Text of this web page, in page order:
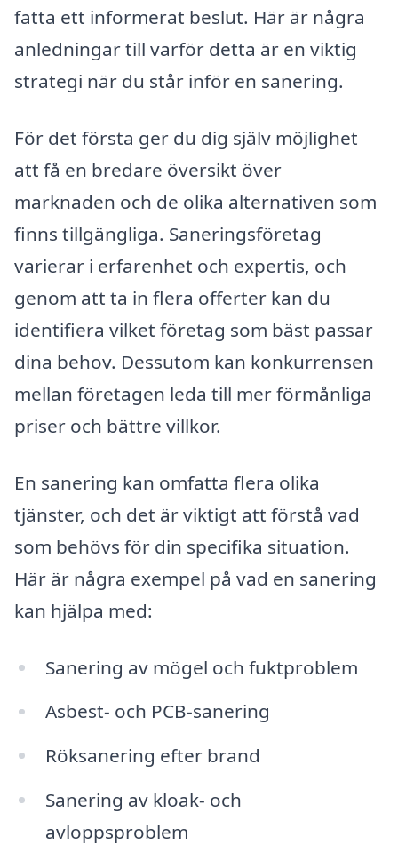
fatta ett informerat beslut. Här är några
anledningar till varför detta är en viktig
strategi när du står inför en sanering.
För det första ger du dig själv möjlighet
att få en bredare översikt över
marknaden och de olika alternativen som
finns tillgängliga. Saneringsföretag
varierar i erfarenhet och expertis, och
genom att ta in flera offerter kan du
identifiera vilket företag som bäst passar
dina behov. Dessutom kan konkurrensen
mellan företagen leda till mer förmånliga
priser och bättre villkor.
En sanering kan omfatta flera olika
tjänster, och det är viktigt att förstå vad
som behövs för din specifika situation.
Här är några exempel på vad en sanering
kan hjälpa med:
Sanering av mögel och fuktproblem
Asbest- och PCB-sanering
Röksanering efter brand
Sanering av kloak- och
avloppsproblem